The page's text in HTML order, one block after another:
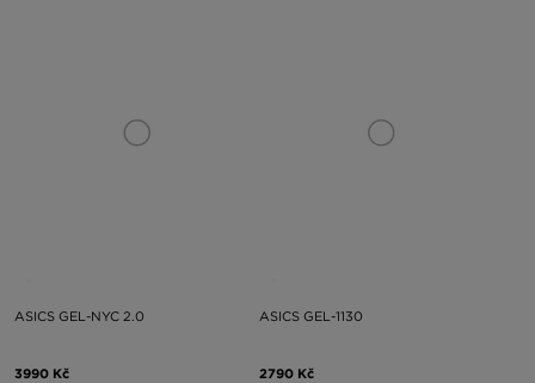
ASICS GEL-NYC 2.0
3990 Kč
ASICS GEL-1130
2790 Kč